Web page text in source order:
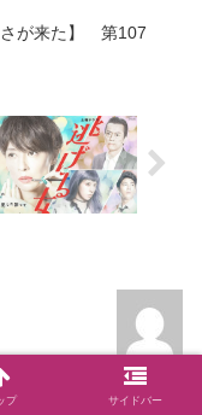
さが来た】 第107
プ サイドバー